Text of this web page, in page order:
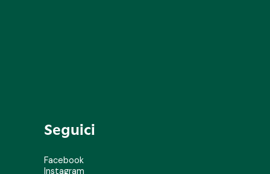
Seguici
Facebook
Instagram